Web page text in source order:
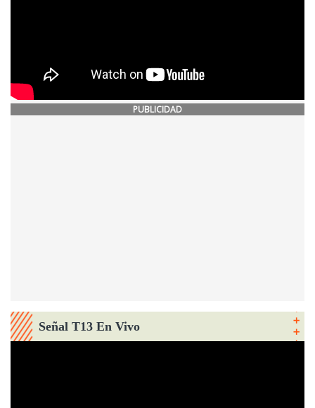
PUBLICIDAD
Señal T13 En Vivo